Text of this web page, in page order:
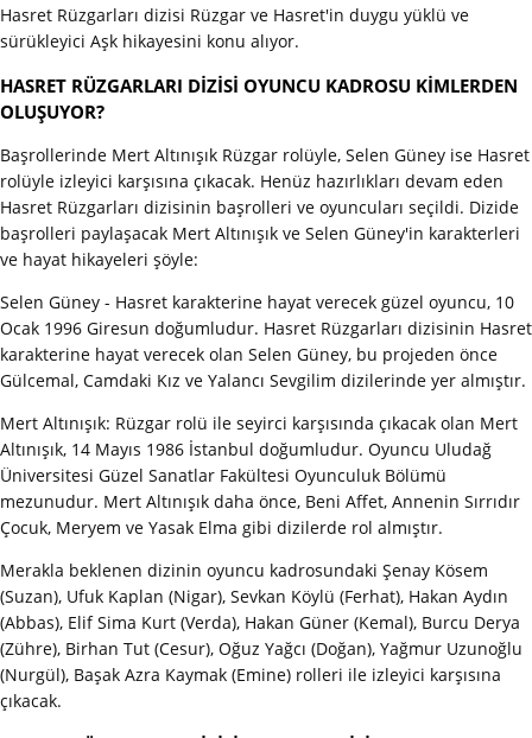
Hasret Rüzgarları dizisi Rüzgar ve Hasret'in duygu yüklü ve
sürükleyici Aşk hikayesini konu alıyor.
HASRET RÜZGARLARI DİZİSİ OYUNCU KADROSU KİMLERDEN
OLUŞUYOR?
Başrollerinde Mert Altınışık Rüzgar rolüyle, Selen Güney ise Hasret
rolüyle izleyici karşısına çıkacak. Henüz hazırlıkları devam eden
Hasret Rüzgarları dizisinin başrolleri ve oyuncuları seçildi. Dizide
başrolleri paylaşacak Mert Altınışık ve Selen Güney'in karakterleri
ve hayat hikayeleri şöyle:
Selen Güney - Hasret karakterine hayat verecek güzel oyuncu, 10
Ocak 1996 Giresun doğumludur. Hasret Rüzgarları dizisinin Hasret
karakterine hayat verecek olan Selen Güney, bu projeden önce
Gülcemal, Camdaki Kız ve Yalancı Sevgilim dizilerinde yer almıştır.
Mert Altınışık: Rüzgar rolü ile seyirci karşısında çıkacak olan Mert
Altınışık, 14 Mayıs 1986 İstanbul doğumludur. Oyuncu Uludağ
Üniversitesi Güzel Sanatlar Fakültesi Oyunculuk Bölümü
mezunudur. Mert Altınışık daha önce, Beni Affet, Annenin Sırrıdır
Çocuk, Meryem ve Yasak Elma gibi dizilerde rol almıştır.
Merakla beklenen dizinin oyuncu kadrosundaki Şenay Kösem
(Suzan), Ufuk Kaplan (Nigar), Sevkan Köylü (Ferhat), Hakan Aydın
(Abbas), Elif Sima Kurt (Verda), Hakan Güner (Kemal), Burcu Derya
(Zühre), Birhan Tut (Cesur), Oğuz Yağcı (Doğan), Yağmur Uzunoğlu
(Nurgül), Başak Azra Kaymak (Emine) rolleri ile izleyici karşısına
çıkacak.